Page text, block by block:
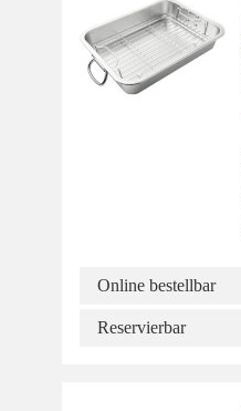
Online bestellbar
Reservierbar